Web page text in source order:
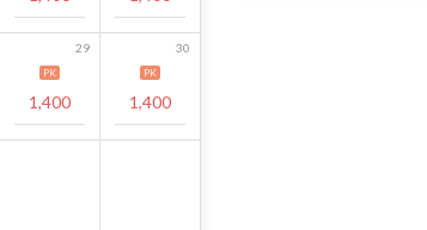
29
PK
1,400
30
PK
1,400